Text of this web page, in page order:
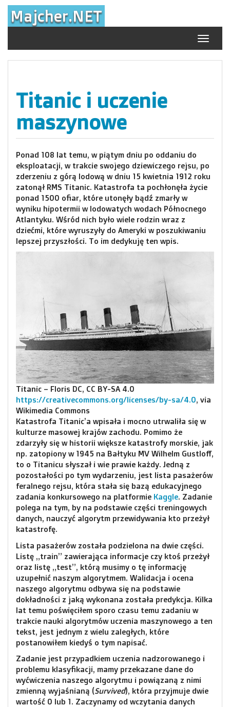
Skip
content
Majcher.NET
Toggle
Titanic i uczenie
maszynowe
Ponad 108 lat temu, w piątym dniu po oddaniu do
eksploatacji, w trakcie swojego dziewiczego rejsu, po
zderzeniu z górą lodową w dniu 15 kwietnia 1912 roku
zatonął RMS Titanic. Katastrofa ta pochłonęła życie
ponad 1500 ofiar, które utonęły bądź zmarły w
wyniku hipotermii w lodowatych wodach Północnego
Atlantyku. Wśród nich było wiele rodzin wraz z
dziećmi, które wyruszyły do Ameryki w poszukiwaniu
lepszej przyszłości. To im dedykuję ten wpis.
Titanic – Floris DC, CC BY-SA 4.0
https://creativecommons.org/licenses/by-sa/4.0, via
Wikimedia Commons
Katastrofa Titanic’a wpisała i mocno utrwaliła się w
kulturze masowej krajów zachodu. Pomimo że
zdarzyły się w historii większe katastrofy morskie, jak
np. zatopiony w 1945 na Bałtyku MV Wilhelm Gustloff,
to o Titanicu słyszał i wie prawie każdy. Jedną z
pozostałości po tym wydarzeniu, jest lista pasażerów
feralnego rejsu, która stała się bazą edukacyjnego
zadania konkursowego na platformie Kaggle. Zadanie
polega na tym, by na podstawie części treningowych
danych, nauczyć algorytm przewidywania kto przeżył
katastrofę.
Lista pasażerów została podzielona na dwie części.
Listę „train” zawierająca informacje czy ktoś przeżył
oraz listę „test”, którą musimy o tę informację
uzupełnić naszym algorytmem. Walidacja i ocena
naszego algorytmu odbywa się na podstawie
dokładności z jaką wykonana została predykcja. Kilka
lat temu poświęciłem sporo czasu temu zadaniu w
trakcie nauki algorytmów uczenia maszynowego a ten
tekst, jest jednym z wielu zaległych, które
postanowiłem kiedyś o tym napisać.
Zadanie jest przypadkiem uczenia nadzorowanego i
problemu klasyfikacji, mamy przekazane dane do
wyćwiczenia naszego algorytmu i powiązaną z nimi
zmienną wyjaśnianą (Survived), która przyjmuje dwie
wartość 0 lub 1. Zaczynamy od wczytania danych